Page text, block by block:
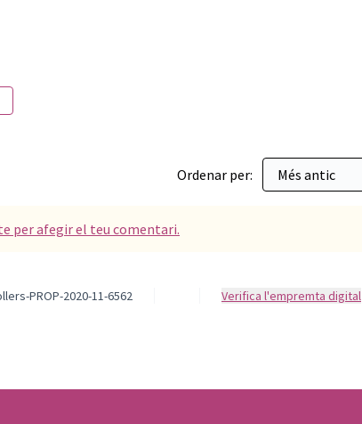
i sostenible
Ordenar per:
per afegir el teu comentari.
PROP-2020-11-6562 Verifica l'empremta digital